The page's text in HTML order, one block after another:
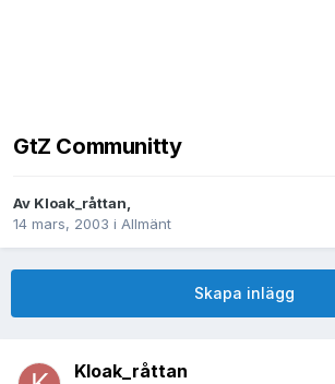
GtZ Communitty
Av Kloak_råttan,
14 mars, 2003 i Allmänt
Skapa inlägg
Kloak_råttan